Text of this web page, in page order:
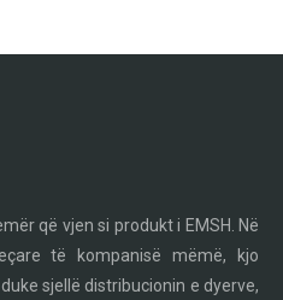
që vjen si produkt i EMSH. Në
të kompanisë mëmë, kjo
sjellë distribucionin e dyerve,